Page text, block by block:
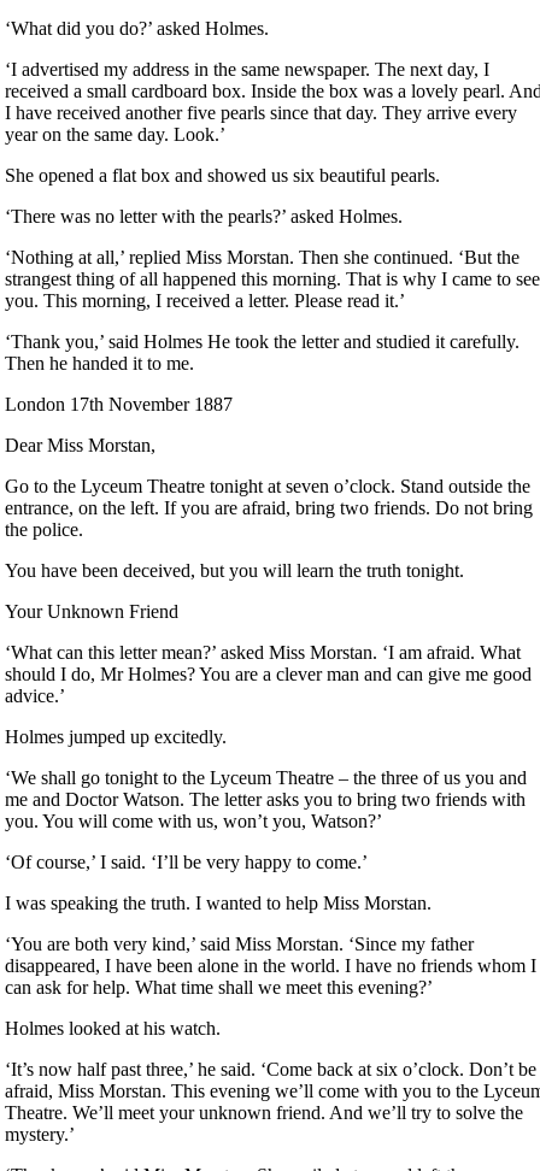
‘What did you do?’ asked Holmes.
‘I advertised my address in the same newspaper. The next day, I
received a small cardboard box. Inside the box was a lovely pearl.
I have received another five pearls since that day. They arrive every
year on the same day. Look.’
She opened a flat box and showed us six beautiful pearls.
‘There was no letter with the pearls?’ asked Holmes.
‘Nothing at all,’ replied Miss Morstan. Then she continued. ‘But the
strangest thing of all happened this morning. That is why I came to see
you. This morning, I received a letter. Please read it.’
‘Thank you,’ said Holmes He took the letter and studied it carefully.
Then he handed it to me.
London 17th November 1887
Dear Miss Morstan,
Go to the Lyceum Theatre tonight at seven o’clock. Stand outside the
entrance, on the left. If you are afraid, bring two friends. Do not bring
the police.
You have been deceived, but you will learn the truth tonight.
Your Unknown Friend
‘What can this letter mean?’ asked Miss Morstan. ‘I am afraid. What
should I do, Mr Holmes? You are a clever man and can give me good
advice.’
Holmes jumped up excitedly.
‘We shall go tonight to the Lyceum Theatre – the three of us you and
me and Doctor Watson. The letter asks you to bring two friends with
you. You will come with us, won’t you, Watson?’
‘Of course,’ I said. ‘I’ll be very happy to come.’
I was speaking the truth. I wanted to help Miss Morstan.
‘You are both very kind,’ said Miss Morstan. ‘Since my father
disappeared, I have been alone in the world. I have no friends whom I
can ask for help. What time shall we meet this evening?’
Holmes looked at his watch.
‘It’s now half past three,’ he said. ‘Come back at six o’clock. Don’t be
afraid, Miss Morstan. This evening we’ll come with you to the
Theatre. We’ll meet your unknown friend. And we’ll try to solve the
mystery.’